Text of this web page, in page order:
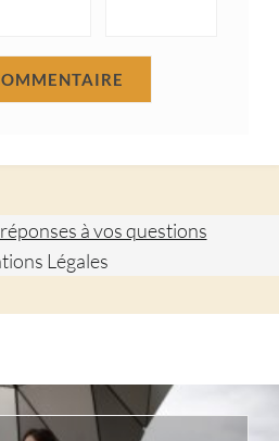
à vos questions
Légales